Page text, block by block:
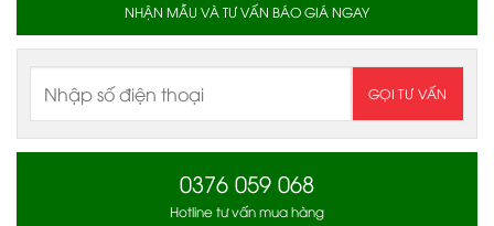
NHẬN MẪU VÀ TƯ VẤN BÁO GIÁ NGAY
0376 059 068
Hotline tư vấn mua hàng